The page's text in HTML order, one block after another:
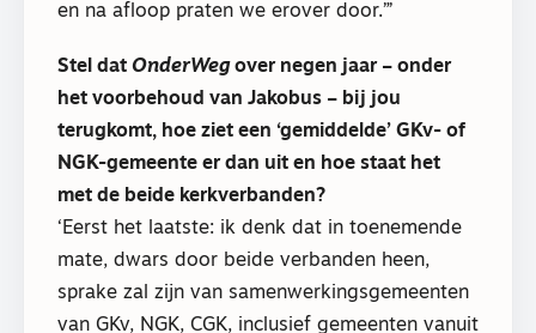
en na afloop praten we erover door.”’
Stel dat OnderWegover negen jaar – onder
het voorbehoud van Jakobus – bij jou
terugkomt, hoe ziet een ‘gemiddelde’ GKv- of
NGK-gemeente er dan uit en hoe staat het
met de beide kerkverbanden?
‘Eerst het laatste: ik denk dat in toenemende
mate, dwars door beide verbanden heen,
sprake zal zijn van samenwerkingsgemeenten
van GKv, NGK, CGK, inclusief gemeenten vanuit